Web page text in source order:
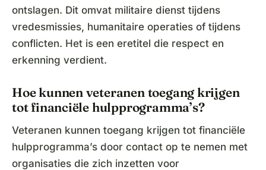
ontslagen. Dit omvat militaire dienst tijdens
vredesmissies, humanitaire operaties of tijdens
conflicten. Het is een eretitel die respect en
erkenning verdient.
Hoe kunnen veteranen toegang krijgen
tot financiële hulpprogramma’s?
Veteranen kunnen toegang krijgen tot financiële
hulpprogramma’s door contact op te nemen met
organisaties die zich inzetten voor